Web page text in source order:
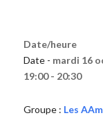
Date/heure
Date - mardi 16
19:00 - 20:30
Groupe : Les